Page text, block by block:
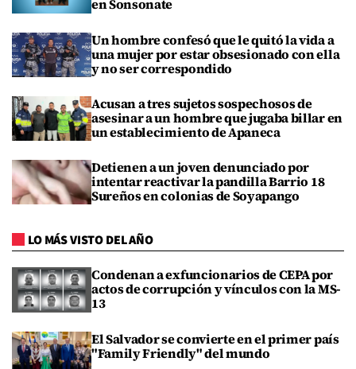
en Sonsonate
Un hombre confesó que le quitó la vida a
una mujer por estar obsesionado con ella
y no ser correspondido
Acusan a tres sujetos sospechosos de
asesinar a un hombre que jugaba billar en
un establecimiento de Apaneca
Detienen a un joven denunciado por
intentar reactivar la pandilla Barrio 18
Sureños en colonias de Soyapango
LO MÁS VISTO DEL AÑO
Condenan a exfuncionarios de CEPA por
actos de corrupción y vínculos con la MS-
13
El Salvador se convierte en el primer país
"Family Friendly" del mundo